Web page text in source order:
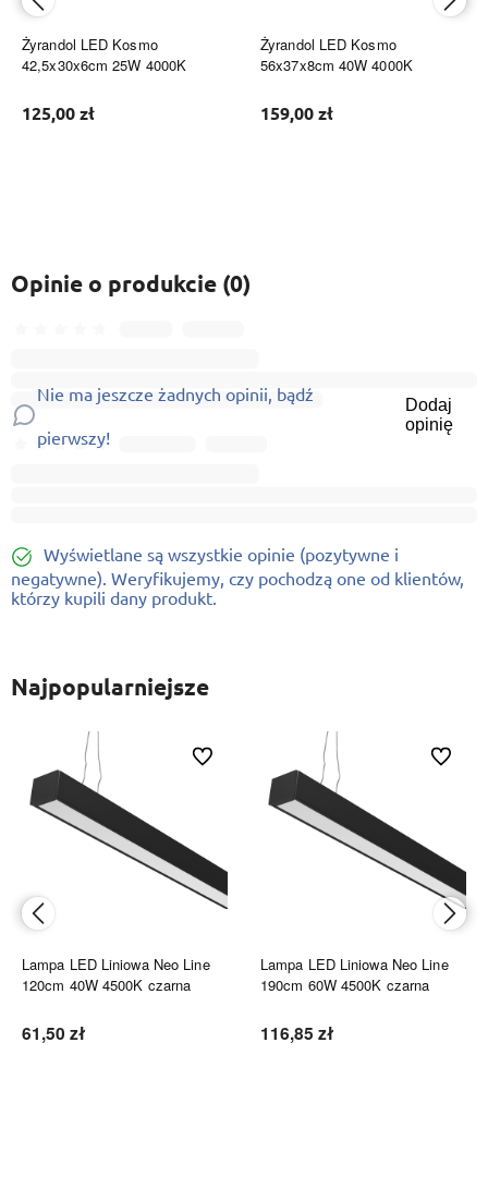
Żyrandol LED Kosmo
42,5x30x6cm 25W 4000K
125,00 zł
Żyrandol LED Kosmo
56x37x8cm 40W 4000K
159,00 zł
Opinie o produkcie (0)
Nie ma jeszcze żadnych opinii, bądź
pierwszy!
Dodaj
opinię
Wyświetlane są wszystkie opinie (pozytywne i
negatywne). Weryfikujemy, czy pochodzą one od klientów,
którzy kupili dany produkt.
Najpopularniejsze
Lampa LED Liniowa Neo Line
120cm 40W 4500K czarna
61,50 zł
Do ulubionych
Lampa LED Liniowa Neo Line
190cm 60W 4500K czarna
116,85 zł
Do